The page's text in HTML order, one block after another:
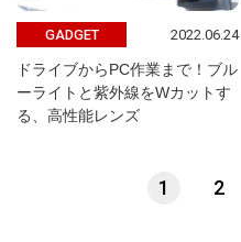
GADGET 2022.06.24
ドライブからPC作業まで！ブル
ーライトと紫外線をWカットす
る、高性能レンズ
1 2